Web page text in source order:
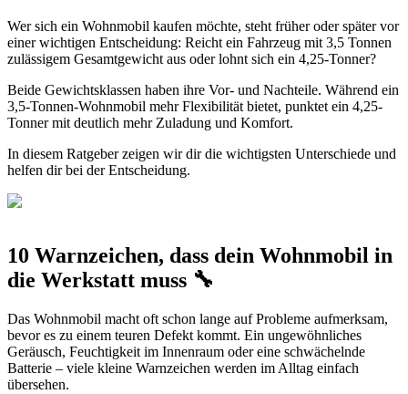
Wer sich ein Wohnmobil kaufen möchte, steht früher oder später vor
einer wichtigen Entscheidung: Reicht ein Fahrzeug mit 3,5 Tonnen
zulässigem Gesamtgewicht aus oder lohnt sich ein 4,25-Tonner?
Beide Gewichtsklassen haben ihre Vor- und Nachteile. Während ein
3,5-Tonnen-Wohnmobil mehr Flexibilität bietet, punktet ein 4,25-
Tonner mit deutlich mehr Zuladung und Komfort.
In diesem Ratgeber zeigen wir dir die wichtigsten Unterschiede und
helfen dir bei der Entscheidung.
10 Warnzeichen, dass dein Wohnmobil in
die Werkstatt muss 🔧
Das Wohnmobil macht oft schon lange auf Probleme aufmerksam,
bevor es zu einem teuren Defekt kommt. Ein ungewöhnliches
Geräusch, Feuchtigkeit im Innenraum oder eine schwächelnde
Batterie – viele kleine Warnzeichen werden im Alltag einfach
übersehen.